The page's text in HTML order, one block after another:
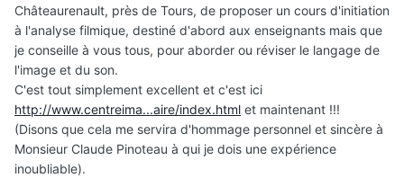
Châteaurenault, près de Tours, de proposer un cours d'initiation
à l'analyse filmique, destiné d'abord aux enseignants mais que
je conseille à vous tous, pour aborder ou réviser le langage de
l'image et du son.
C'est tout simplement excellent et c'est ici
http://www.centreima...aire/index.html et maintenant !!!
(Disons que cela me servira d'hommage personnel et sincère à
Monsieur Claude Pinoteau à qui je dois une expérience
inoubliable).